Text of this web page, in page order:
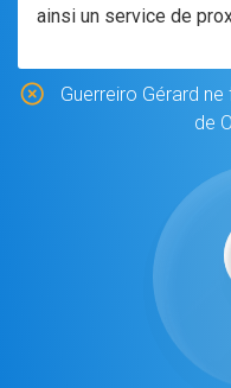
ainsi un service de
Guerreiro Gérard
de